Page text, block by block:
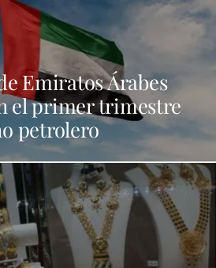
Emiratos Árabes
el primer trimestre
petrolero